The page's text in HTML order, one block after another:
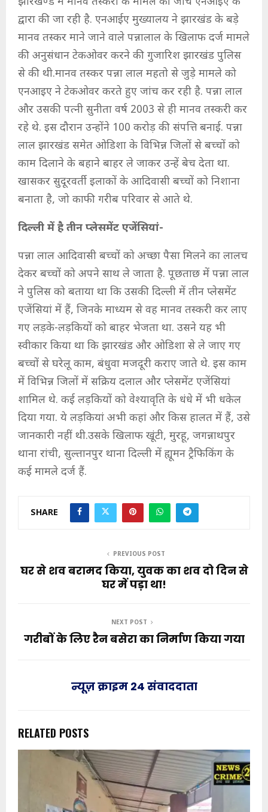
द्वारा की जा रही है. एनआईए मुख्यालय ने झारखंड के बड़े
मानव तस्कर माने जाने वाले पन्नालाल के खिलाफ दर्ज मामले
की अनुसंधान टेकओवर करने की गुजारिश झारखंड पुलिस
से की थी.मानव तस्कर पन्ना लाल महतो से जुड़े मामले को
एनआइए ने टेकओवर करते हुए जांच कर रही है. पन्ना लाल
और उसकी पत्नी सुनीता वर्ष 2003 से ही मानव तस्करी कर
रहे थे. इस दौरान उन्होंने 100 करोड़ की संपत्ति बनाई. पन्ना
लाल झारखंड समेत ओडिशा के विभिन्न जिलों से बच्चों को
काम दिलाने के बहाने बाहर ले जाकर उन्हें बेच देता था.
खासकर सुदूरवर्ती इलाकों के आदिवासी बच्चों को निशाना
बनाता है, जो काफी गरीब परिवार से आते थे.
दिल्ली में है तीन प्लेसमेंट एजेंसियां-
पन्ना लाल आदिवासी बच्चों को अच्छा पैसा मिलने का लालच
देकर बच्चों को अपने साथ ले जाता है. पूछताछ में पन्ना लाल
ने पुलिस को बताया था कि उसकी दिल्ली में तीन प्लेसमेंट
एजेंसियां में हैं, जिनके माध्यम से वह मानव तस्करी कर लाए
गए लड़के-लड़कियों को बाहर भेजता था. उसने यह भी
स्वीकार किया था कि झारखंड और ओडिशा से ले जाए गए
बच्चों से घरेलू काम, बंधुवा मजदूरी कराए जाते थे. इस काम
में विभिन्न जिलों में सक्रिय दलाल और प्लेसमेंट एजेंसियां
शामिल थे. कई लड़कियों को वेश्यावृति के धंधे में भी धकेल
दिया गया. ये लड़कियां अभी कहां और किस हालत में हैं, उसे
जानकारी नहीं थी.उसके खिलाफ खूंटी, मुरहू, जगन्नाथपुर
थाना रांची, सुल्तानपुर थाना दिल्ली में ह्यूमन ट्रैफिकिंग के
कई मामले दर्ज हैं.
SHARE
PREVIOUS POST
घर से शव बरामद किया, युवक का शव दो दिन से
घर में पड़ा था!
NEXT POST
गरीबों के लिए रैन बसेरा का निर्माण किया गया
न्यूज़ क्राइम 24 संवाददाता
RELATED POSTS